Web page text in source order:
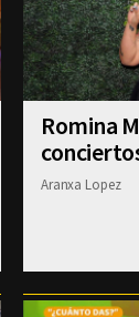
Romina
Aranxa Lopez